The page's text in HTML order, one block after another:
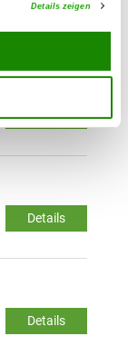
Details zeigen
Details
Details
Details
Details